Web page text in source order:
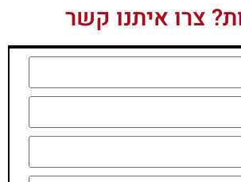
צרו איתנו קשר